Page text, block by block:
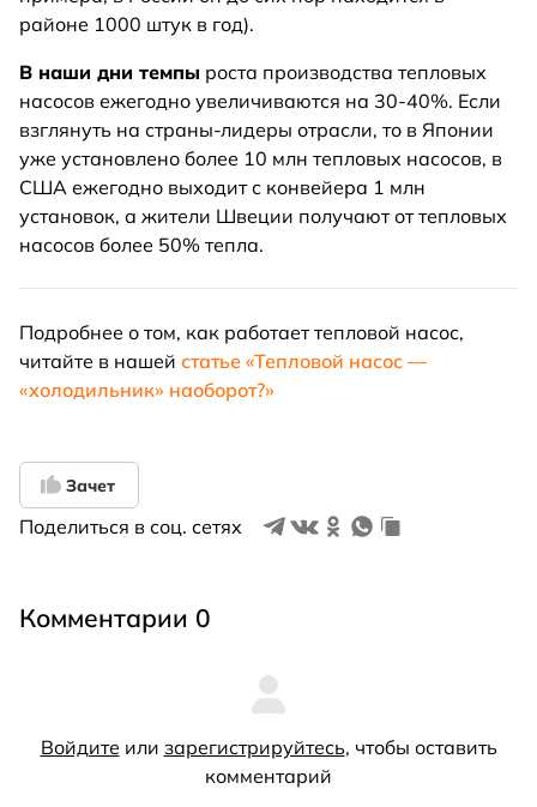
районе 1000 штук в год).
В наши дни темпы роста производства тепловых
насосов ежегодно увеличиваются на 30-40%. Если
взглянуть на страны-лидеры отрасли, то в Японии
уже установлено более 10 млн тепловых насосов, в
США ежегодно выходит с конвейера 1 млн
установок, а жители Швеции получают от тепловых
насосов более 50% тепла.
Подробнее о том, как работает тепловой насос,
читайте в нашей статье «Тепловой насос —
«холодильник» наоборот?»
Зачет
Поделиться в соц. сетях
Комментарии 0
Войдите или зарегистрируйтесь, чтобы оставить
комментарий